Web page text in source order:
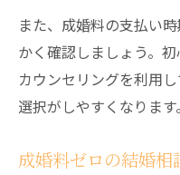
また、成婚料の支払い
かく確認しましょう。
カウンセリングを利用
選択がしやすくなります。
成婚料ゼロの結婚